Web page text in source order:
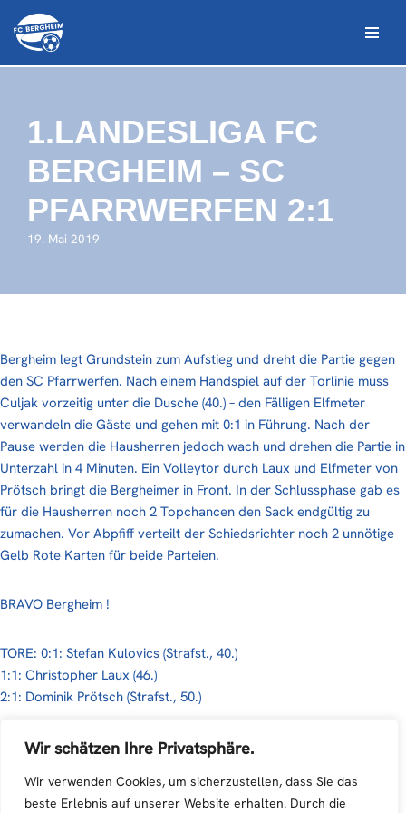
Wir schätzen Ihre Privatsphäre.
Wir verwenden Cookies, um sicherzustellen, dass Sie das
beste Erlebnis auf unserer Website erhalten. Durch die
Zum
Inhalt
1.LANDESLIGA FC
BERGHEIM – SC
PFARRWERFEN 2:1
19. Mai 2019
Bergheim legt Grundstein zum Aufstieg und dreht die Partie gegen
den SC Pfarrwerfen. Nach einem Handspiel auf der Torlinie muss
Culjak vorzeitig unter die Dusche (40.) – den Fälligen Elfmeter
verwandeln die Gäste und gehen mit 0:1 in Führung. Nach der
Pause werden die Hausherren jedoch wach und drehen die Partie in
Unterzahl in 4 Minuten. Ein Volleytor durch Laux und Elfmeter von
Prötsch bringt die Bergheimer in Front. In der Schlussphase gab es
für die Hausherren noch 2 Topchancen den Sack endgültig zu
zumachen. Vor Abpfiff verteilt der Schiedsrichter noch 2 unnötige
Gelb Rote Karten für beide Parteien.
BRAVO Bergheim !
TORE: 0:1: Stefan Kulovics (Strafst., 40.)
1:1: Christopher Laux (46.)
2:1: Dominik Prötsch (Strafst., 50.)
AUSSCHLÜSSE: Rot : 40.: Marko Culjak (Torchancenverh.)
Gelb-Rot: 83.: Ricardo Hemetsberger (Foul)